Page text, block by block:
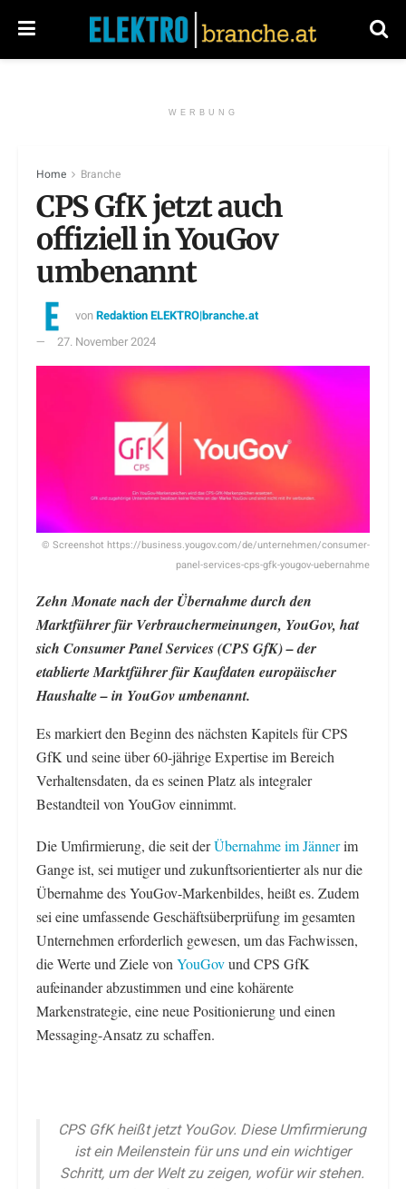
WERBUNG
Home Branche
CPS GfK jetzt auch
offiziell in YouGov
umbenannt
vonRedaktion ELEKTRO|branche.at
27. November 2024
© Screenshot https://business.yougov.com/de/unternehmen/consumer-
panel-services-cps-gfk-yougov-uebernahme
Zehn Monate nach der Übernahme durch den
Marktführer für Verbrauchermeinungen, YouGov, hat
sich Consumer Panel Services (CPS GfK) – der
etablierte Marktführer für Kaufdaten europäischer
Haushalte – in YouGov umbenannt.
Es markiert den Beginn des nächsten Kapitels für CPS
GfK und seine über 60-jährige Expertise im Bereich
Verhaltensdaten, da es seinen Platz als integraler
Bestandteil von YouGov einnimmt.
Die Umfirmierung, die seit derÜbernahme im Jännerim
Gange ist, sei mutiger und zukunftsorientierter als nur die
Übernahme des YouGov-Markenbildes, heißt es. ‌Zudem
sei eine umfassende Geschäftsüberprüfung im gesamten
Unternehmen erforderlich gewesen, um das Fachwissen,
die Werte und Ziele von YouGovund CPS GfK
aufeinander abzustimmen und eine kohärente
Markenstrategie, eine neue Positionierung und einen
Messaging-Ansatz zu schaffen.
CPS GfK heißt jetzt YouGov. Diese Umfirmierung
ist ein Meilenstein für uns und ein wichtiger
Schritt, um der Welt zu zeigen, wofür wir stehen.